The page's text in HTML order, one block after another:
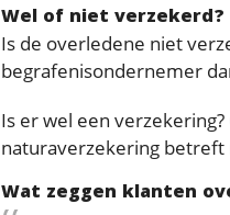
Wel of niet verzekerd?
Is de overledene niet
begrafenisondernemer
Is er wel een
naturaverzekering betreft
Wat zeggen klanten